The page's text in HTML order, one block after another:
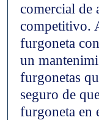
comercial de
competitivo.
furgoneta
un
furgonetas
seguro de
furgoneta en